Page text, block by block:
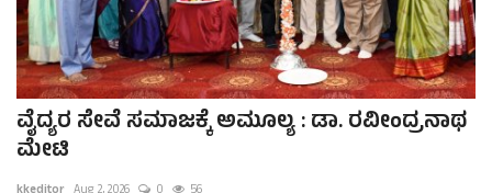
ವೈದ್ಯರ ಸೇವೆ ಸಮಾಜಕ್ಕೆ ಅಮೂಲ್ಯ : ಡಾ. ರವೀಂದ್ರನಾಥ
ಮೇಟಿ